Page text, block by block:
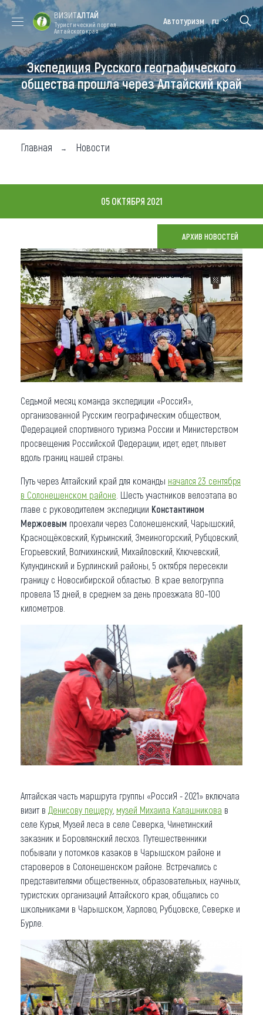
Форум VISIT
ALTAI
Цветение
маральника
Медицинский
форум
Алтайская
зимовка
Туры
Где побывать
Чем заняться
Где остановиться
Новости
Что привезти (сувениры)
О регионе
Коллекция впечатлений
Другие рубрики
ВИЗИТАЛТАЙ
Туристический портал
Алтайского края
Автотуризм ru
Экспедиция Русского географического
общества прошла через Алтайский край
Главная Новости
05 ОКТЯБРЯ 2021
АРХИВ НОВОСТЕЙ
Седьмой месяц команда экспедиции «РоссиЯ»,
организованной Русским географическим обществом,
Федерацией спортивного туризма России и Министерством
просвещения Российской Федерации, идет, едет, плывет
вдоль границ нашей страны.
Путь через Алтайский край для команды начался 23 сентября
в Солонешенском районе . Шесть участников велоэтапа во
главе с руководителем экспедиции Константином
Мержоевым проехали через Солонешенский, Чарышский,
Краснощёковский, Курьинский, Змеиногорский, Рубцовский,
Егорьевский, Волчихинский, Михайловский, Ключевский,
Кулундинский и Бурлинский районы, 5 октября пересекли
границу с Новосибирской областью. В крае велогруппа
провела 13 дней, в среднем за день проезжала 80−100
километров.
Алтайская часть маршрута группы «РоссиЯ - 2021» включала
визит в Денисову пещеру музей Михаила Калашникова в
селе Курья, Музей леса в селе Северка, Чинетинский
заказник и Боровлянский лесхоз. Путешественники
побывали у потомков казаков в Чарышском районе и
староверов в Солонешенском районе. Встречались с
представителями общественных, образовательных, научных,
туристских организаций Алтайского края, общались со
школьниками в Чарышском, Харлово, Рубцовске, Северке и
Бурле.